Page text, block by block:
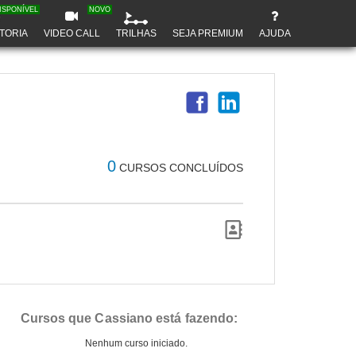
VIDEO CALL
NOVO
TRILHAS SEJA PREMIUM AJUDA
0 CURSOS CONCLUÍDOS
Cursos que Cassiano está fazendo:
Nenhum curso iniciado.